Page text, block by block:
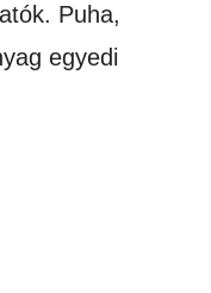
Puha,
egyedi